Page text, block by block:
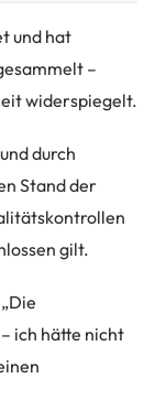
und hat
–
widerspiegelt.
durch
Stand der
gilt.
ich hätte nicht